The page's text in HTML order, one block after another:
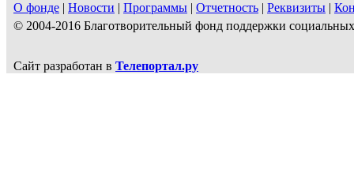
О фонде | Новости | Программы | Отчетность | Реквизиты |
© 2004-2016 Благотворительный фонд поддержки
Сайт разработан в Телепортал.ру